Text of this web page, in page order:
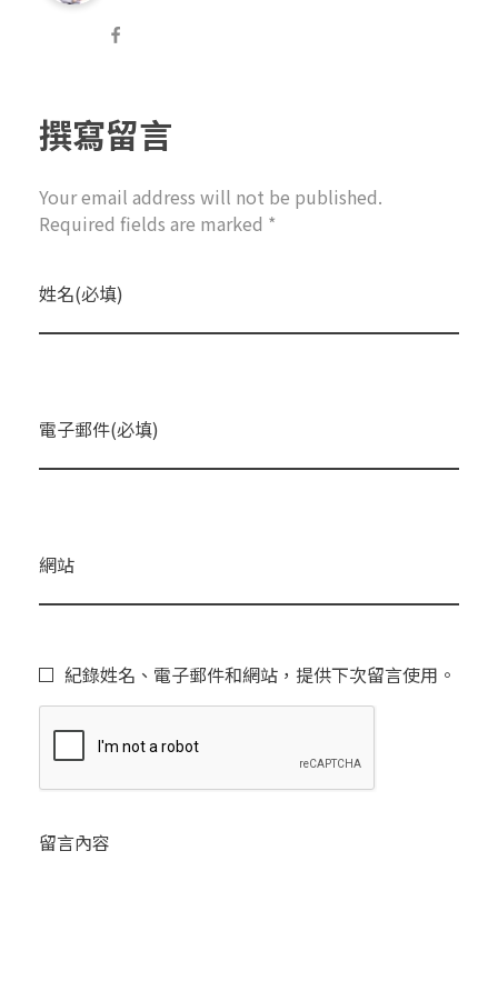
撰寫留言
Your email address will not be published.
Required fields are marked *
姓名(必填)
電子郵件(必填)
網站
紀錄姓名、電子郵件和網站，提供下次留言使用。
留言內容